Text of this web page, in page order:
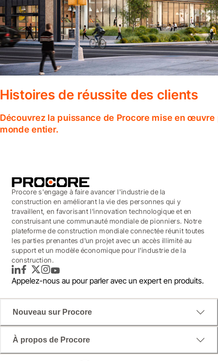
Histoires de réussite des clients
Découvrez la puissance de Procore mise en
monde entier.
Procore s'engage à faire avancer l'industrie de la
construction en améliorant la vie des personnes qui y
travaillent, en favorisant l'innovation technologique et en
construisant une communauté mondiale de pionniers. Notre
plateforme de construction mondiale connectée réunit toutes
les parties prenantes d'un projet avec un accès illimité au
support et un modèle économique pour l'industrie de la
construction.
LinkedInFacebook
TwitterInstagram
YouTube
Appelez-nous au pour parler avec un expert en produits.
Nouveau sur Procore
À propos de Procore